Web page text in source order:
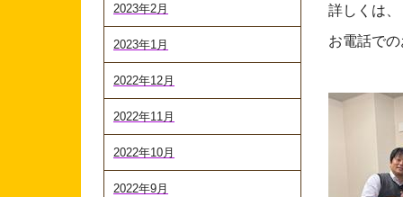
2023年2月
2023年1月
2022年12月
2022年11月
2022年10月
2022年9月
詳しくは
お電話で